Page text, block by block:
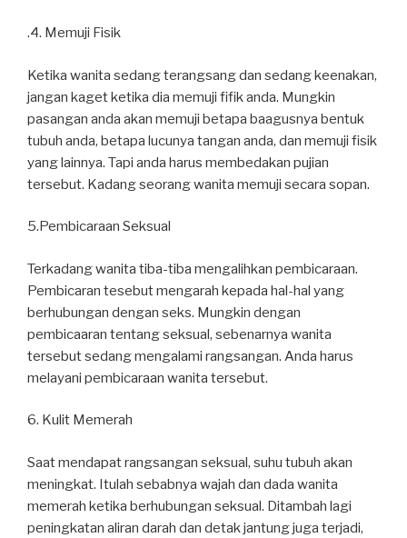
.4. Memuji Fisik
Ketika wanita sedang terangsang dan sedang keenakan,
jangan kaget ketika dia memuji fifik anda. Mungkin
pasangan anda akan memuji betapa baagusnya bentuk
tubuh anda, betapa lucunya tangan anda, dan memuji fisik
yang lainnya. Tapi anda harus membedakan pujian
tersebut. Kadang seorang wanita memuji secara sopan.
5.Pembicaraan Seksual
Terkadang wanita tiba-tiba mengalihkan pembicaraan.
Pembicaran tesebut mengarah kepada hal-hal yang
berhubungan dengan seks. Mungkin dengan
pembicaaran tentang seksual, sebenarnya wanita
tersebut sedang mengalami rangsangan. Anda harus
melayani pembicaraan wanita tersebut.
6. Kulit Memerah
Saat mendapat rangsangan seksual, suhu tubuh akan
meningkat. Itulah sebabnya wajah dan dada wanita
memerah ketika berhubungan seksual. Ditambah lagi
peningkatan aliran darah dan detak jantung juga terjadi,